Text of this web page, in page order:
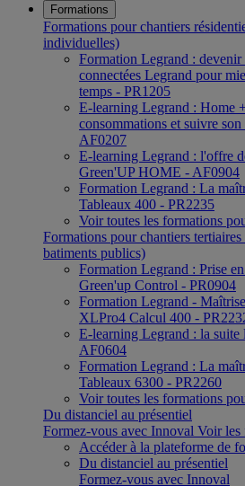
Formations
Formations pour chantiers
individuelles)
Formation Legrand : devenir
connectées Legrand pour
temps - PR1205
E-learning Legrand : Home
consommations et suivre
AF0207
E-learning Legrand : l'offre
Green'UP HOME - AF0904
Formation Legrand : La
Tableaux 400 - PR2235
Voir toutes les formations
Formations pour chantiers
batiments publics)
Formation Legrand : Prise
Green'up Control - PR0904
Formation Legrand -
XLPro4 Calcul 400 -
E-learning Legrand : la
AF0604
Formation Legrand : La
Tableaux 6300 - PR2260
Voir toutes les formations
Du distanciel au présentiel
Formez-vous avec Innoval Voir les
Accéder à la plateforme de
Du distanciel au présentiel
Formez-vous avec Innoval